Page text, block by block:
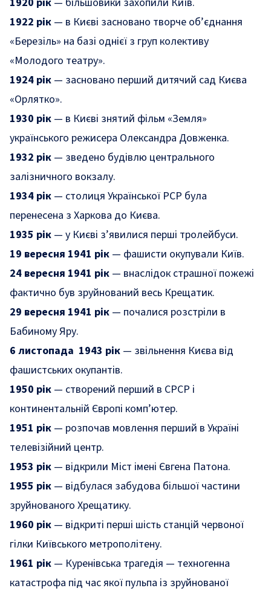
1922 рік — в Києві засновано творче об’єднання
«Березіль» на базі однієї з груп колективу
«Молодого театру».
1924 рік — засновано перший дитячий сад Києва
«Орлятко».
1930 рік — в Києві знятий фільм «Земля»
українського режисера Олександра Довженка.
1932 рік — зведено будівлю центрального
залізничного вокзалу.
1934 рік — столиця Української РСР була
перенесена з Харкова до Києва.
1935 рік — у Києві з’явилися перші тролейбуси.
19 вересня 1941 рік — фашисти окупували Київ.
24 вересня 1941 рік — внаслідок страшної пожежі
фактично був зруйнований весь Крещатик.
29 вересня 1941 рік — почалися розстріли в
Бабиному Яру.
6 листопада 1943 рік — звільнення Києва від
фашистських окупантів.
1950 рік — створений перший в СРСР і
континентальній Європі комп’ютер.
1951 рік — розпочав мовлення перший в Україні
телевізійний центр.
1953 рік — відкрили Міст імені Євгена Патона.
1955 рік — відбулася забудова більшої частини
зруйнованого Хрещатику.
1960 рік — відкриті перші шість станцій червоної
гілки Київського метрополітену.
1961 рік — Куренівська трагедія — техногенна
катастрофа під час якої пульпа із зруйнованої